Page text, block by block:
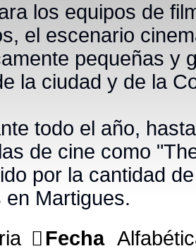
los equipos de
el escenario
pequeñas y
la ciudad y de la
todo el año, hasta
de cine como
por la cantidad de
Martigues.
Fecha